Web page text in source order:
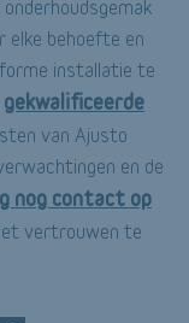
elke behoefte en
installatie te
gekwalificeerde
van Ajusto
en de
nog contact op
vertrouwen te